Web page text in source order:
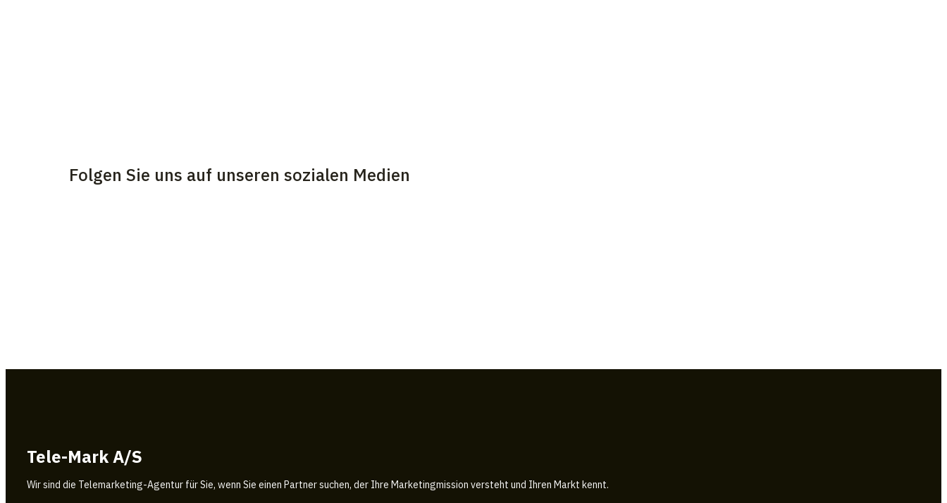
Folgen Sie uns auf unseren sozialen Medien
Tele-Mark A/S
Wir sind die Telemarketing-Agentur für Sie, wenn Sie einen Partner suchen, der Ihre Marketingmission versteht und Ihren Markt kennt.